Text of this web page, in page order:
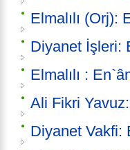
Elmalılı (Orj):
Diyanet İşleri:
Elmalılı :
Ali Fikri
Diyanet Vakfi: